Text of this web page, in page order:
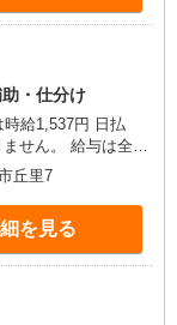
・仕分け
1,537円 日払
せん。 給与は全て
丘里7
を見る